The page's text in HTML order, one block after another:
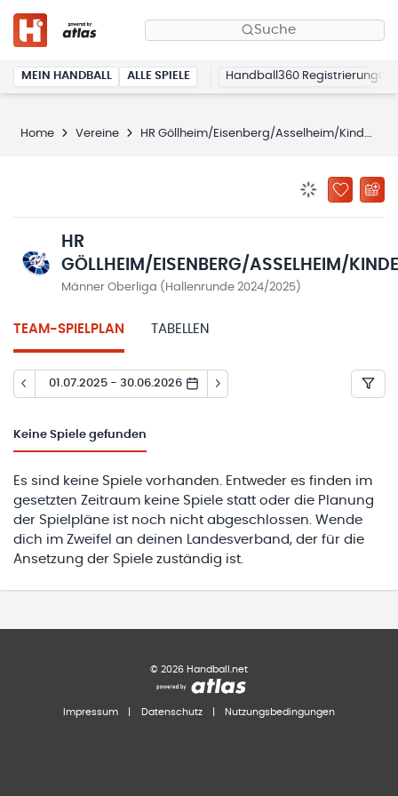
Suche
MEIN HANDBALL ALLE SPIELE Handball360 Registrierung
Home Vereine HR Göllheim/Eisenberg/Asselheim/Kindenheim
ZU
HR
GÖLLHEIM/EISENBERG/ASSELHEIM/
Männer Oberliga (Hallenrunde 2024/2025)
TEAM-SPIELPLAN TABELLEN
01.07.2025 - 30.06.2026
Keine Spiele gefunden
Es sind keine Spiele vorhanden. Entweder es finden im
gesetzten Zeitraum keine Spiele statt oder die Planung
der Spielpläne ist noch nicht abgeschlossen. Wende
dich im Zweifel an deinen Landesverband, der für die
Ansetzung der Spiele zuständig ist.
© 2026 Handball.net
Impressum Datenschutz Nutzungsbedingungen